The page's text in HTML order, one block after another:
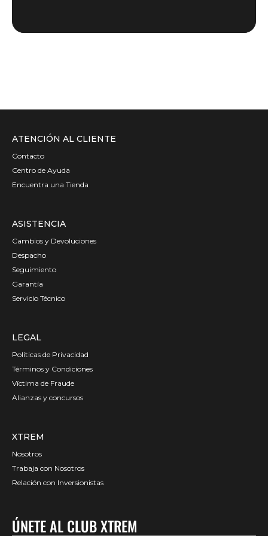
ATENCIÓN AL CLIENTE
Contacto
Centro de Ayuda
Encuentra una Tienda
ASISTENCIA
Cambios y Devoluciones
Despacho
Seguimiento
Garantía
Servicio Técnico
LEGAL
Políticas de Privacidad
Términos y Condiciones
Víctima de Fraude
Alianzas y concursos
XTREM
Nosotros
Trabaja con Nosotros
Relación con Inversionistas
ÚNETE AL CLUB XTREM